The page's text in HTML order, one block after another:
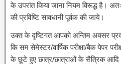
के उपरांत किया जाना नियम विरूद्ध है।
की प्रविष्टि सावधानी पूर्वक की जाये।
उक्त के दृष्टिगत आपको अन्तिम अवसर
कि सम सेमेस्टर/वार्षिक परीक्षा/बैक पेपर
के छूटे हुए छात्र/छात्राओं के सैत्रिक आदि